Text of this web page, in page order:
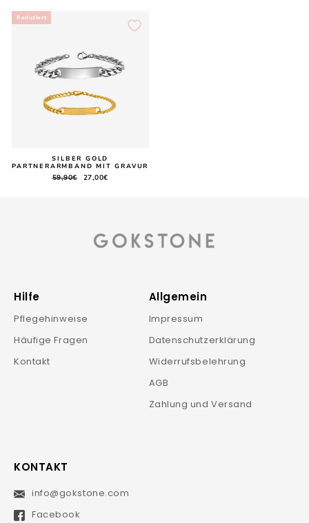
Reduziert
SILBER GOLD
PARTNERARMBAND MIT GRAVUR
Normaler
59,90€ Sonderpreis
27,00€
Hilfe
Pflegehinweise
Häufige Fragen
Kontakt
Allgemein
Impressum
Datenschutzerklärung
Widerrufsbelehrung
AGB
Zahlung und Versand
KONTAKT
MELDEN
SIE
FÜR
info@gokstone.com
Facebook